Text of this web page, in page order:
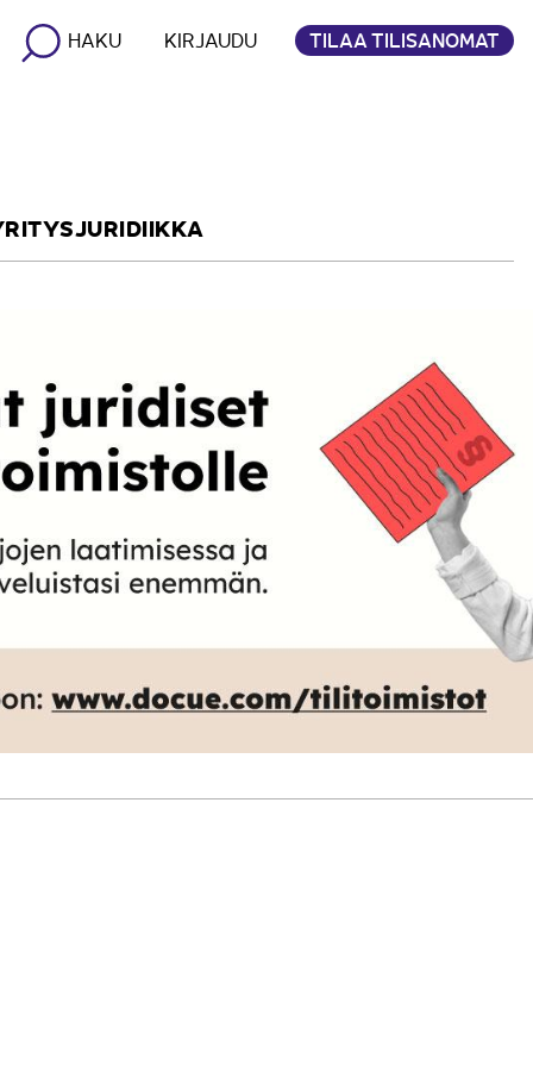
HAKU KIRJAUDU TILAA TILISANOMAT